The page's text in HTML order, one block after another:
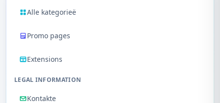
Alle kategorieë
Promo pages
Extensions
LEGAL INFORMATION
Kontakte